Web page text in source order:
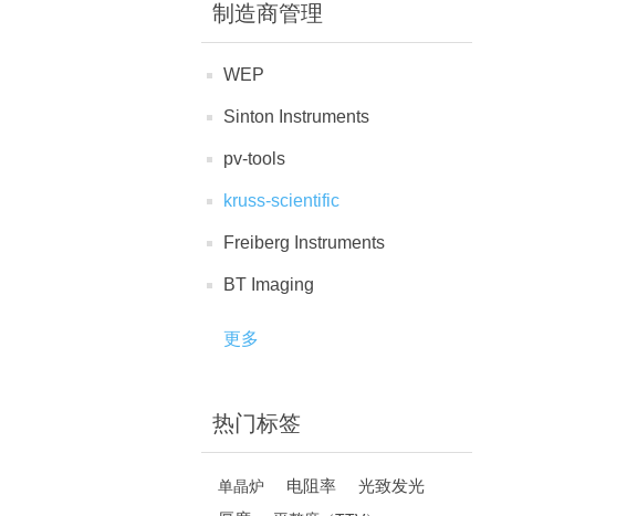
制造商管理
WEP
Sinton Instruments
pv-tools
kruss-scientific
Freiberg Instruments
BT Imaging
更多
热门标签
单晶炉 电阻率
光致发光